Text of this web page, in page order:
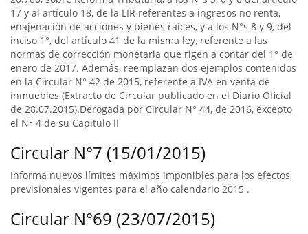
17 y al artículo 18, de la LIR referentes a ingresos no renta,
enajenación de acciones y bienes raíces, y a los N°s 8 y 9, del
inciso 1°, del artículo 41 de la misma ley, referente a las
normas de corrección monetaria que rigen a contar del 1° de
enero de 2017. Además, reemplazan dos ejemplos contenidos
en la Circular N° 42 de 2015, referente a IVA en venta de
inmuebles (Extracto de Circular publicado en el Diario Oficial
de 28.07.2015).Derogada por Circular N° 44, de 2016, excepto
el N° 4 de su Capitulo II
Circular N°7 (15/01/2015)
Informa nuevos límites máximos imponibles para los efectos
previsionales vigentes para el año calendario 2015 .
Circular N°69 (23/07/2015)